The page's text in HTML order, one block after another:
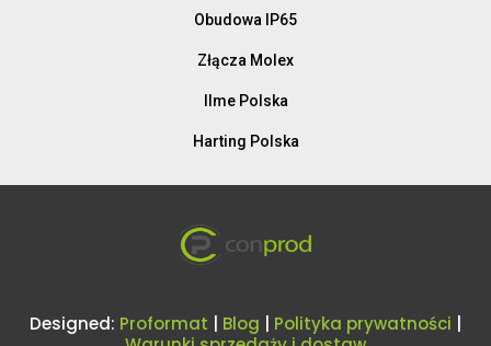
Obudowa IP65
Złącza Molex
Ilme Polska
Harting Polska
Designed: Proformat Blog Polityka prywatności